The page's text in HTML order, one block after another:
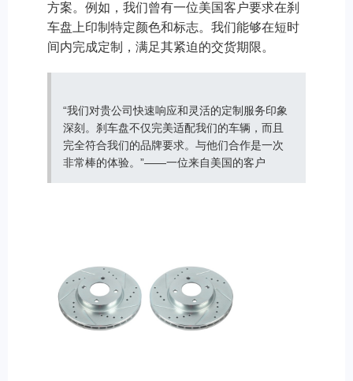
方案。例如，我们曾有一位美国客户要求在刹
车盘上印制特定颜色和标志。我们能够在短时
间内完成定制，满足其紧迫的交货期限。
“我们对贵公司快速响应和灵活的定制服务印象
深刻。刹车盘不仅完美适配我们的车辆，而且
完全符合我们的品牌要求。与他们合作是一次
非常棒的体验。”——一位来自美国的客户